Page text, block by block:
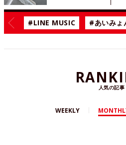
#LINE MUSIC #あいみょ
人気の記事
WEEKLY